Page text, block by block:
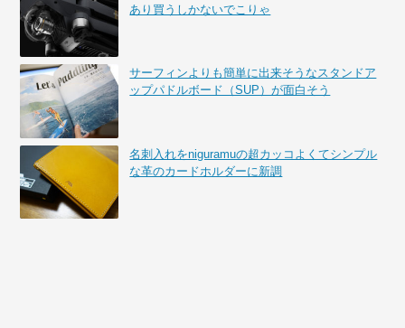
あり買うしかないでこりゃ
サーフィンよりも簡単に出来そうなスタンドア
ップパドルボード（SUP）が面白そう
名刺入れをniguramuの超カッコよくてシンプル
な革のカードホルダーに新調